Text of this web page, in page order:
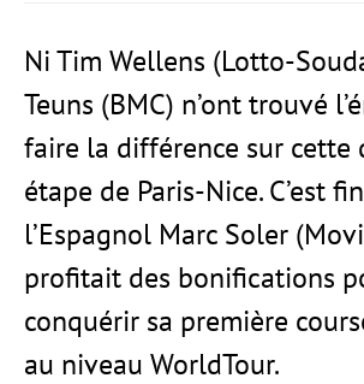
Ni Tim Wellens (Lotto-
Teuns (BMC) n’ont trouvé
faire la différence sur cette
étape de Paris-Nice. C’est
l’Espagnol Marc Soler
profitait des bonifications
conquérir sa première
au niveau WorldTour.